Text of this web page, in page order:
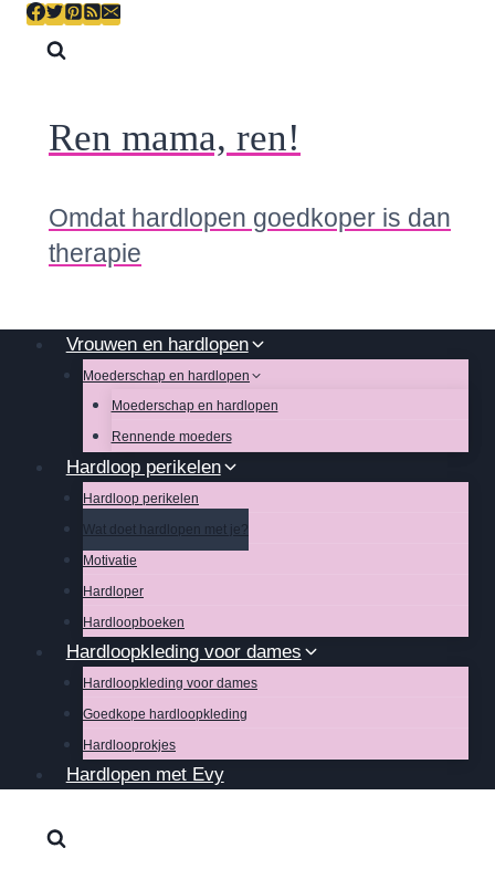
Skip
Ren mama, ren!
Omdat hardlopen goedkoper is dan
therapie
Vrouwen en hardlopen
Moederschap en hardlopen
Moederschap en hardlopen
Rennende moeders
Hardloop perikelen
Hardloop perikelen
Wat doet hardlopen met je?
Motivatie
Hardloper
Hardloopboeken
Hardloopkleding voor dames
Hardloopkleding voor dames
Goedkope hardloopkleding
Hardlooprokjes
Hardlopen met Evy